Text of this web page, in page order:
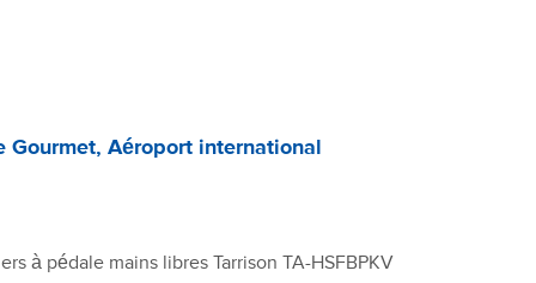
Aéroport international
à pédale mains libres Tarrison TA-HSFBPKV